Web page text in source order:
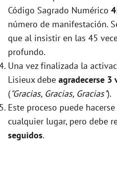
Código Sagrado Numérico
número de manifestación.
que al insistir en las 45
profundo.
Una vez finalizada la
Lisieux debe agradecerse 3
("Gracias, Gracias, Gracias").
Este proceso puede
cualquier lugar, pero debe
seguidos.